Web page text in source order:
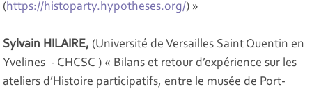
(https://histoparty.hypotheses.org/) »
Sylvain HILAIRE, (Université de Versailles Saint Quentin en
Yvelines - CHCSC ) « Bilans et retour d’expérience sur les
ateliers d’Histoire participatifs, entre le musée de Port-